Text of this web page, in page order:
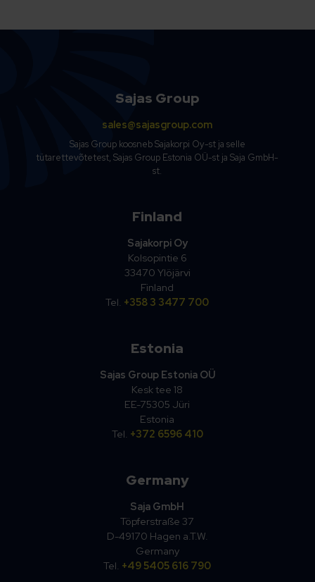
Sajas Group
sales@sajasgroup.com
Sajas Group koosneb Sajakorpi Oy-st ja selle
tütarettevõtetest, Sajas Group Estonia OÜ-st ja Saja GmbH-
st.
Finland
Sajakorpi Oy
Kolsopintie 6
33470 Ylöjärvi
Finland
Tel. +358 3 3477 700
Estonia
Sajas Group Estonia OÜ
Kesk tee 18
EE-75305 Jüri
Estonia
Tel. +372 6596 410
Germany
Saja GmbH
Töpferstraße 37
D-49170 Hagen a.T.W.
Germany
Tel. +49 5405 616 790